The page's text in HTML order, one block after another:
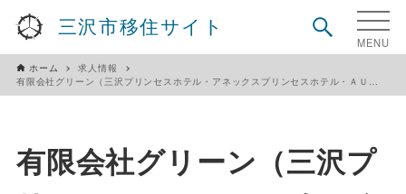
三沢市移住サイト
ホーム
求人情報
有限会社グリーン（三沢プリンセスホテル・アネックスプリンセスホテル・ＡＵＲＵＭ ＭＩＳＡＷＡ）
有限会社グリーン（三沢プ